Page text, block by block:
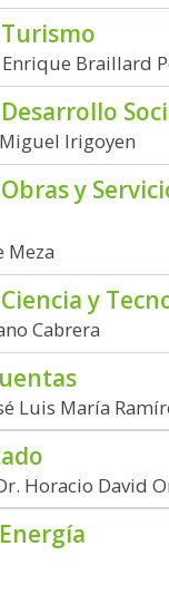
Braillard
Irigoyen
y
Meza
y
Cabrera
Luis María
Horacio David